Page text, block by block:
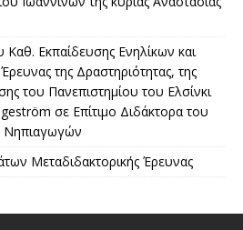
Εκπαίδευσης Ενηλίκων και
της Δραστηριότητας, της
του Πανεπιστημίου του Ελσίνκι
σε Επίτιμο Διδάκτορα του
Νηπιαγωγών
Μεταδιδακτορικής Έρευνας